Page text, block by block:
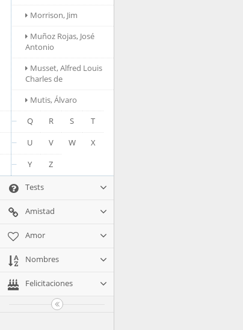
Morrison, Jim
Muñoz Rojas, José
Antonio
Musset, Alfred Louis
Charles de
Mutis, Álvaro
Q
R S
T
U
V W
X
Y
Z
Tests
Amistad
Amor
Nombres
Felicitaciones